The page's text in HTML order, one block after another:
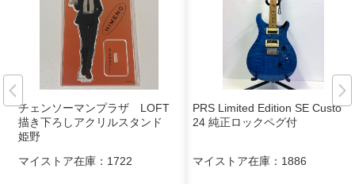
チェンソーマンプラザ LOFT
描き下ろしアクリルスタンド
姫野
マイストア在庫： 1722
PRS Limited Edition SE Custom
24 純正ロックペグ付
マイストア在庫： 1886